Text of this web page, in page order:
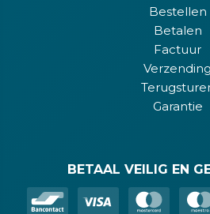
Bestellen
Betalen
Factuur
Verzending
Garantie
BETAAL VEILIG EN